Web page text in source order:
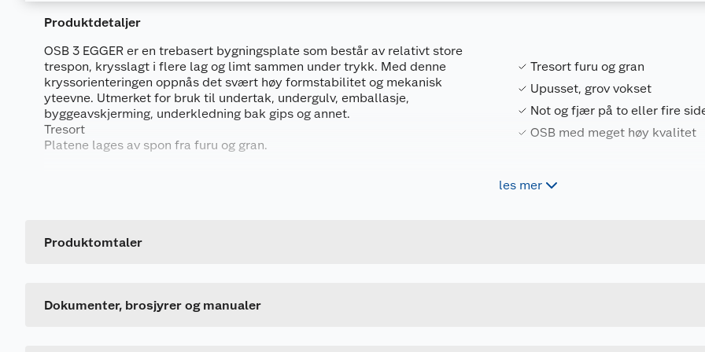
Produktdetaljer
OSB 3 EGGER er en trebasert bygningsplate som består av relativt store
trespon, krysslagt i flere lag og limt sammen under trykk. Med denne
kryssorienteringen oppnås det svært høy formstabilitet og mekanisk
yteevne. Utmerket for bruk til undertak, undergulv, emballasje,
byggeavskjerming, underkledning bak gips og annet.
Tresort
Platene lages av spon fra furu og gran.
Rengjøring og vedlikehold
Tresort furu og gran
Upusset, grov vokset
Not og fjær på to eller fire
OSB med meget høy kvalitet
les mer
Produktomtaler
Dokumenter, brosjyrer og manualer
Dokumentasjon
896694_7050535350838_.pdf
Leverandørens artikkelnummer